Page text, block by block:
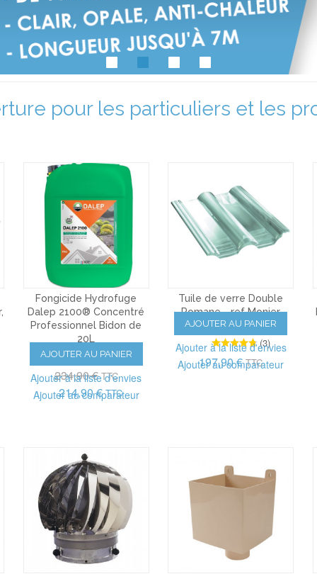
pour les particuliers et les
Fongicide Hydrofuge
Dalep 2100® Concentré
Professionnel Bidon de
20L
(60)
234,90 € TTC
214,90 € TTC
AJOUTER AU PANIER
Ajouter à la liste d'envies
Ajouter au comparateur
Tuile de verre Double
Romane - ref Monier
DR555, carton de 6 U
(3)
197,90 € TTC
AJOUTER AU PANIER
Ajouter à la liste d'envies
Ajouter au comparateur